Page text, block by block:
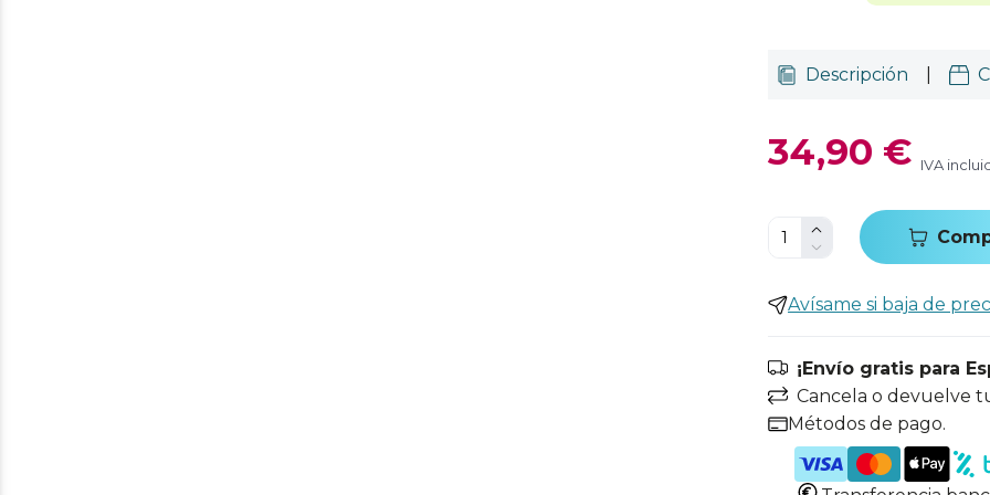
Descripción
34,90 € IVA
Avísame si baja de
¡Envío gratis para
Cancela o devuelve
Métodos de pago.